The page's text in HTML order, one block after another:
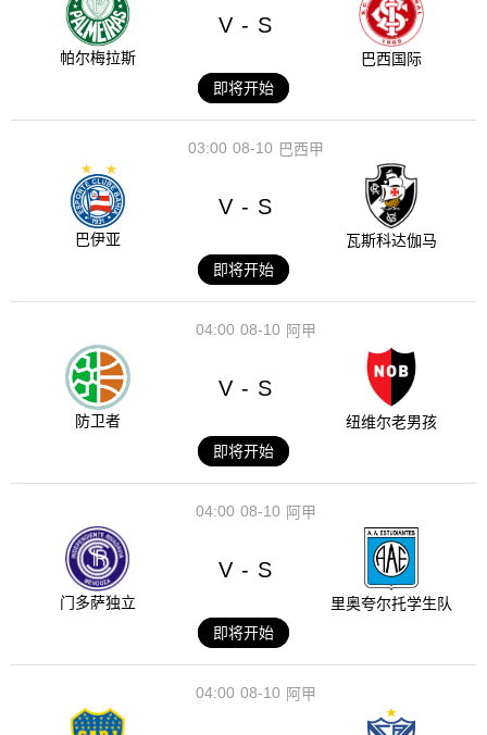
帕尔梅拉斯
V - S
巴西国际
即将开始
08-10
03:00 巴西甲
巴伊亚
V - S
瓦斯科达伽马
即将开始
08-10
04:00 阿甲
防卫者
V - S
纽维尔老男孩
即将开始
08-10
04:00 阿甲
门多萨独立
V - S
里奥夸尔托学生队
即将开始
08-10
04:00 阿甲